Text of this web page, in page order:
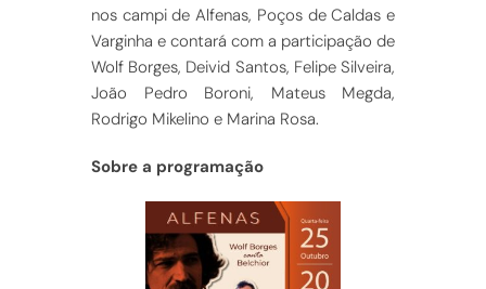
nos campi de Alfenas, Poços de Caldas e
Varginha e contará com a participação de
Wolf Borges, Deivid Santos, Felipe Silveira,
João Pedro Boroni, Mateus Megda,
Rodrigo Mikelino e Marina Rosa.
Sobre a programação